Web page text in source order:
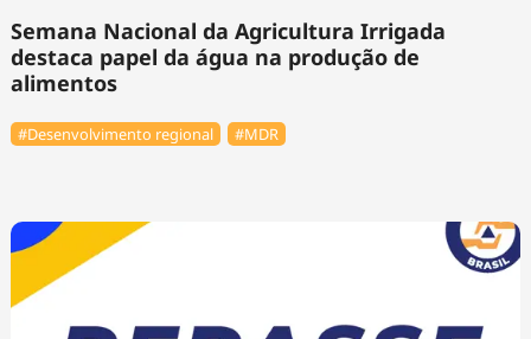
Semana Nacional da Agricultura Irrigada
destaca papel da água na produção de
alimentos
#Desenvolvimento regional #MDR